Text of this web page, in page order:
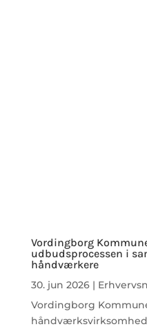
Vordingborg
udbudsprocessen i
håndværkere
30. jun 2026|
Vordingborg